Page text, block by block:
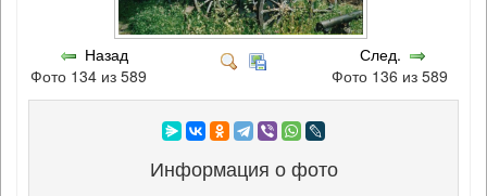
Назад
Фото 134 из 589
След.
Фото 136 из 589
Информация о фото